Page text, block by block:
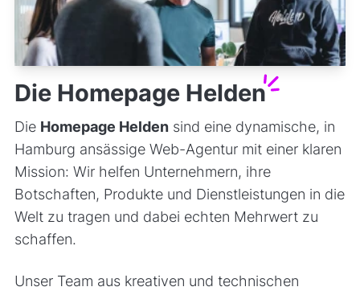
Die Homepage Helden
Die Homepage Heldensind eine dynamische, in
Hamburg ansässige Web-Agentur mit einer klaren
Mission: Wir helfen Unternehmern, ihre
Botschaften, Produkte und Dienstleistungen in die
Welt zu tragen und dabei echten Mehrwert zu
schaffen.
Unser Team aus kreativen und technischen